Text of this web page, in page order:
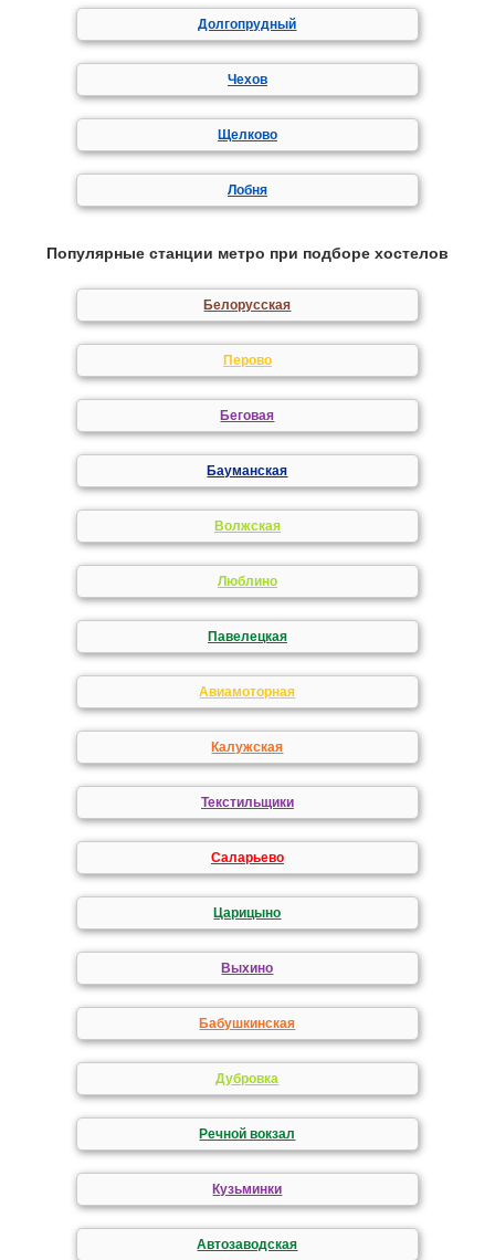
Долгопрудный
Чехов
Щелково
Лобня
Популярные станции метро при подборе хостелов
Белорусская
Перово
Беговая
Бауманская
Волжская
Люблино
Павелецкая
Авиамоторная
Калужская
Текстильщики
Саларьево
Царицыно
Выхино
Бабушкинская
Дубровка
Речной вокзал
Кузьминки
Автозаводская